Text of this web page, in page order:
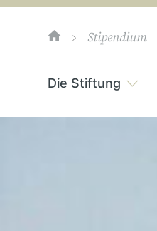
Stipendium
Die Stiftung